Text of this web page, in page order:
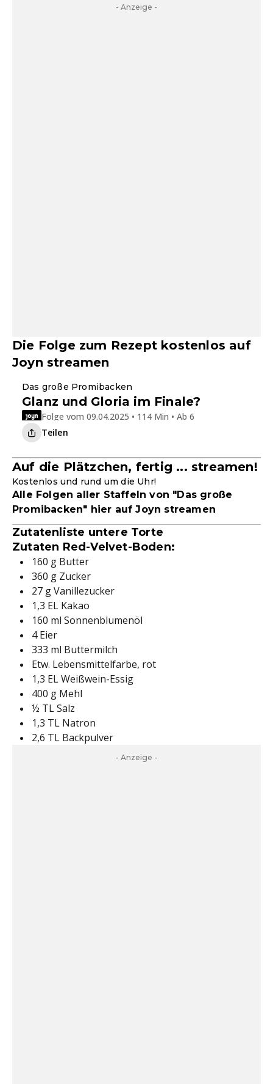
- Anzeige -
Die Folge zum Rezept kostenlos auf
Joyn streamen
Das große Promibacken
Glanz und Gloria im Finale?
Folge vom 09.04.2025 • 114 Min • Ab 6
Teilen
Auf die Plätzchen, fertig ... streamen!
Kostenlos und rund um die Uhr!
Alle Folgen aller Staffeln von "Das große
Promibacken" hier auf Joyn streamen
Zutatenliste untere Torte
Zutaten Red-Velvet-Boden:
160 g Butter
360 g Zucker
27 g Vanillezucker
1,3 EL Kakao
160 ml Sonnenblumenöl
4 Eier
333 ml Buttermilch
Etw. Lebensmittelfarbe, rot
1,3 EL Weißwein-Essig
400 g Mehl
½ TL Salz
1,3 TL Natron
2,6 TL Backpulver
- Anzeige -